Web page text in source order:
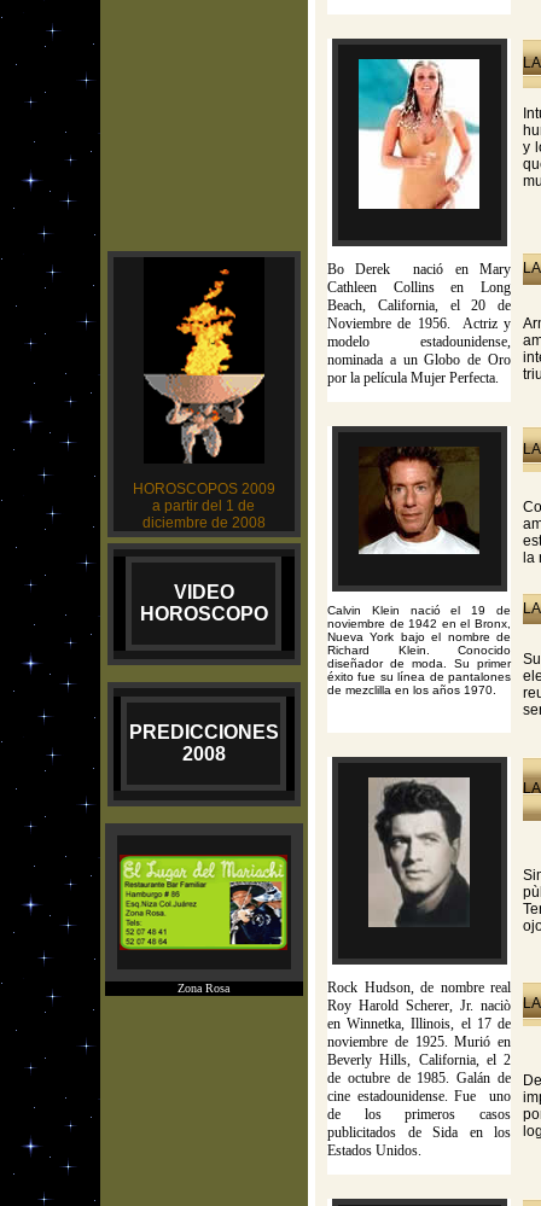
HOROSCOPOS 2009
a partir del 1 de
diciembre de 2008
VIDEO
HOROSCOPO
PREDICCIONES
2008
Zona Rosa
Bo Derek nació en Mary
Cathleen Collins en Long
Beach, California, el 20 de
Noviembre de 1956. Actriz y
modelo estadounidense,
nominada a un Globo de Oro
por la película Mujer Perfecta.
y
Calvin Klein nació el 19 de
noviembre de 1942 en el Bronx,
Nueva York bajo el nombre de
Richard Klein. Conocido
diseñador de moda. Su primer
éxito fue su línea de pantalones
de mezclilla en los años 1970.
la
Rock Hudson, de nombre real
Roy Harold Scherer, Jr. naciò
en Winnetka, Illinois, el 17 de
noviembre de 1925. Murió en
Beverly Hills, California, el 2
de octubre de 1985. Galán de
cine estadounidense. Fue uno
de los primeros casos
publicitados de Sida en los
Estados Unidos.